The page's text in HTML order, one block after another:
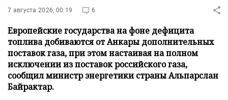
7 августа 2026, 00:19 6
Европейские государства на фоне дефицита
топлива добиваются от Анкары дополнительных
поставок газа, при этом настаивая на полном
исключении из поставок российского газа,
сообщил министр энергетики страны Альпарслан
Байрактар.